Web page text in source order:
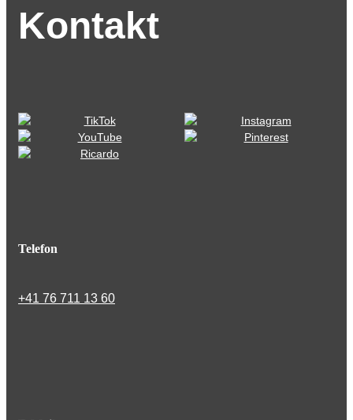
Kontakt
Telefon
+41 76 711 13 60